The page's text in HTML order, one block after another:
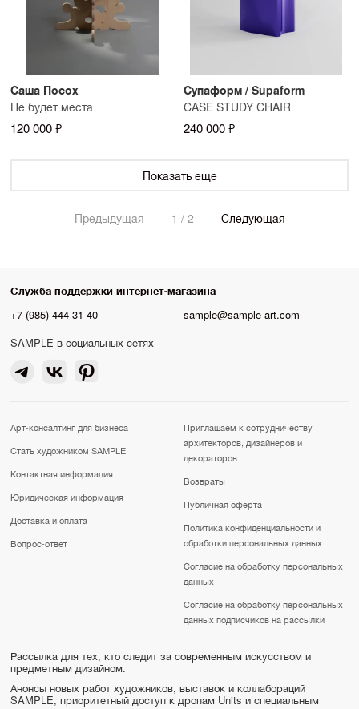
Саша Посох
Не будет места
120 000 ₽
Супаформ / Supaform
CASE STUDY CHAIR
240 000 ₽
Показать еще
Предыдущая 1 / 2 Следующая
Служба поддержки интернет-магазина
+7 (985) 444-31-40
sample@sample-art.com
SAMPLE в социальных сетях
Арт-консалтинг для бизнеса
Стать художником SAMPLE
Контактная информация
Юридическая информация
Доставка и оплата
Вопрос-ответ
Приглашаем к сотрудничеству
архитекторов, дизайнеров и
декораторов
Возвраты
Публичная оферта
Политика конфиденциальности и
обработки персональных данных
Согласие на обработку персональных
данных
Согласие на обработку персональных
данных подписчиков на рассылки
Рассылка для тех, кто следит за современным искусством и
предметным дизайном.
Анонсы новых работ художников, выставок и коллабораций
SAMPLE, приоритетный доступ к дропам Units и специальным